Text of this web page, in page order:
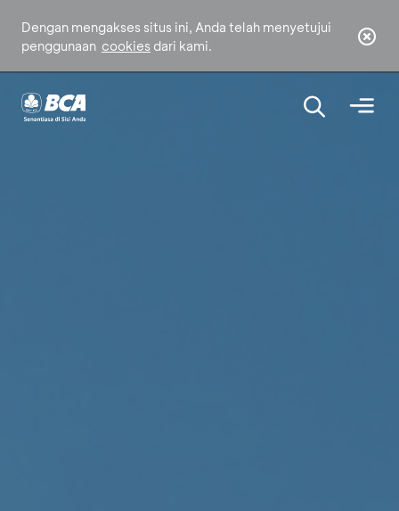
Dengan mengakses situs ini, Anda telah menyetujui
penggunaan cookies dari kami.